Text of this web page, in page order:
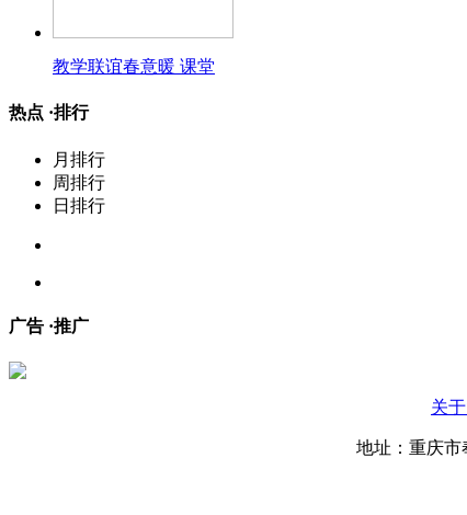
教学联谊春意暖 课堂
热点 ·排行
月排行
周排行
日排行
广告 ·推广
关
地址：重庆市